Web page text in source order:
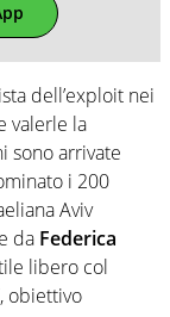
dell’exploit nei
valerle la
sono arrivate
i 200
Aviv
da Federica
libero col
obiettivo